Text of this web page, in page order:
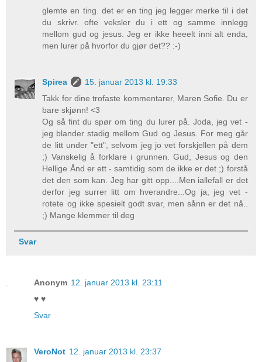
glemte en ting. det er en ting jeg legger merke til i det
du skrivr. ofte veksler du i ett og samme innlegg
mellom gud og jesus. Jeg er ikke heeelt inni alt enda,
men lurer på hvorfor du gjør det?? :-)
Spirea
15. januar 2013 kl. 19:33
Takk for dine trofaste kommentarer, Maren Sofie. Du er
bare skjønn! <3
Og så fint du spør om ting du lurer på. Joda, jeg vet -
jeg blander stadig mellom Gud og Jesus. For meg går
de litt under "ett", selvom jeg jo vet forskjellen på dem
;) Vanskelig å forklare i grunnen. Gud, Jesus og den
Hellige Ånd er ett - samtidig som de ikke er det ;) forstå
det den som kan. Jeg har gitt opp....Men iallefall er det
derfor jeg surrer litt om hverandre...Og ja, jeg vet -
rotete og ikke spesielt godt svar, men sånn er det nå..
;) Mange klemmer til deg
Svar
Anonym 12. januar 2013 kl. 23:11
♥ ♥
Svar
VeroNot 12. januar 2013 kl. 23:37